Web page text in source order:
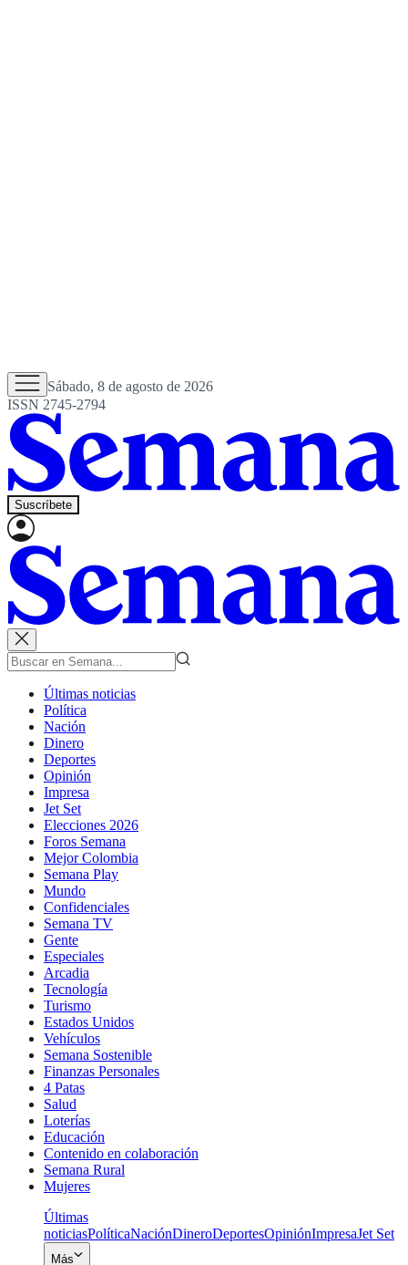
Sábado, 8 de agosto de 2026
ISSN 2745-2794
Suscríbete
Últimas noticias
Política
Nación
Dinero
Deportes
Opinión
Impresa
Jet Set
Elecciones 2026
Foros Semana
Mejor Colombia
Semana Play
Mundo
Confidenciales
Semana TV
Gente
Especiales
Arcadia
Tecnología
Turismo
Estados Unidos
Vehículos
Semana Sostenible
Finanzas Personales
4 Patas
Salud
Loterías
Educación
Contenido en colaboración
Semana Rural
Mujeres
Últimas
noticiasPolíticaNaciónDineroDeportesOpiniónImpresaJet Set
Más